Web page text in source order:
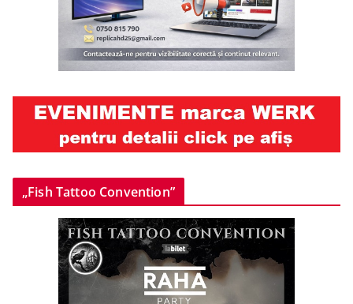
„Fish Tattoo Convention”